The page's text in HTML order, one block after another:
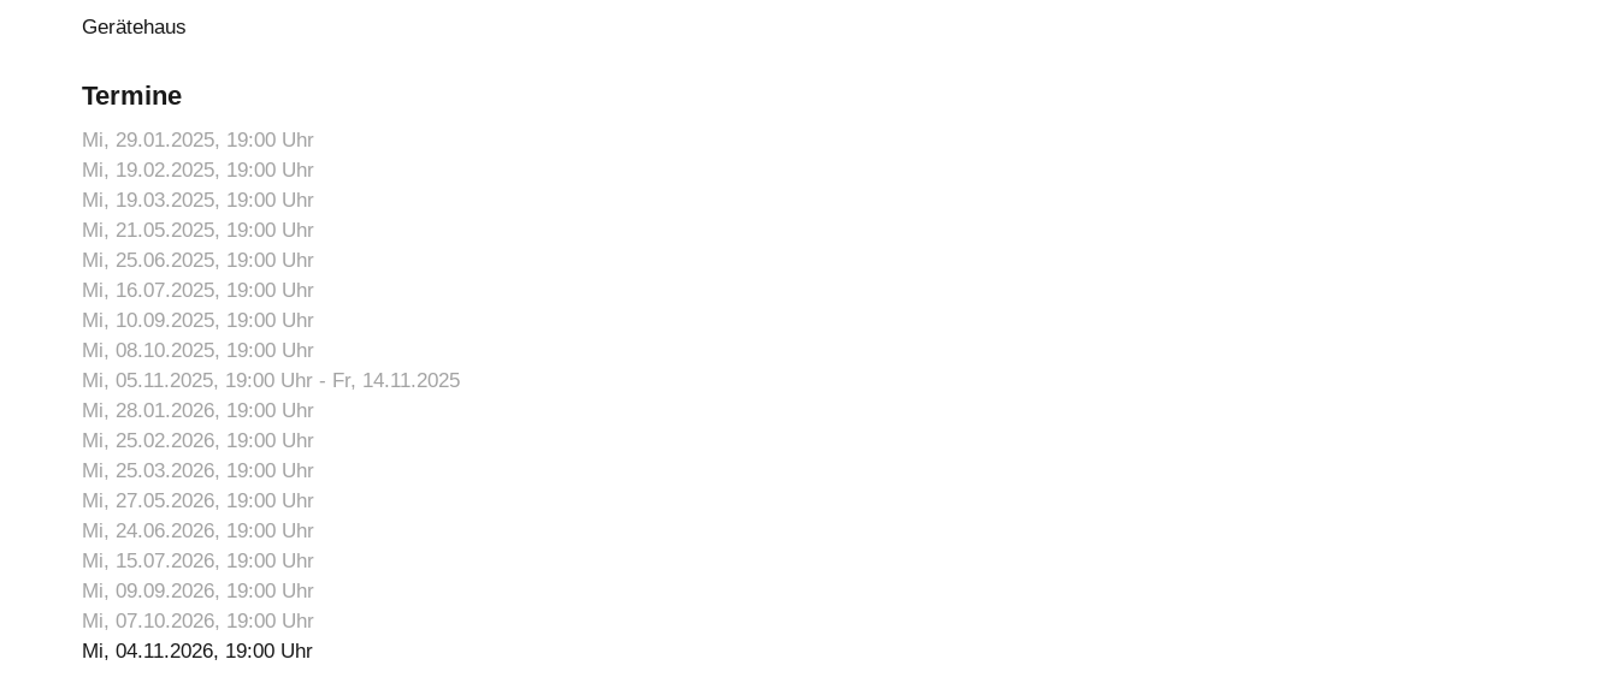
Gerätehaus
Termine
Mi, 29.01.2025, 19:00 Uhr
Mi, 19.02.2025, 19:00 Uhr
Mi, 19.03.2025, 19:00 Uhr
Mi, 21.05.2025, 19:00 Uhr
Mi, 25.06.2025, 19:00 Uhr
Mi, 16.07.2025, 19:00 Uhr
Mi, 10.09.2025, 19:00 Uhr
Mi, 08.10.2025, 19:00 Uhr
Mi, 05.11.2025, 19:00 Uhr - Fr, 14.11.2025
Mi, 28.01.2026, 19:00 Uhr
Mi, 25.02.2026, 19:00 Uhr
Mi, 25.03.2026, 19:00 Uhr
Mi, 27.05.2026, 19:00 Uhr
Mi, 24.06.2026, 19:00 Uhr
Mi, 15.07.2026, 19:00 Uhr
Mi, 09.09.2026, 19:00 Uhr
Mi, 07.10.2026, 19:00 Uhr
Mi, 04.11.2026, 19:00 Uhr